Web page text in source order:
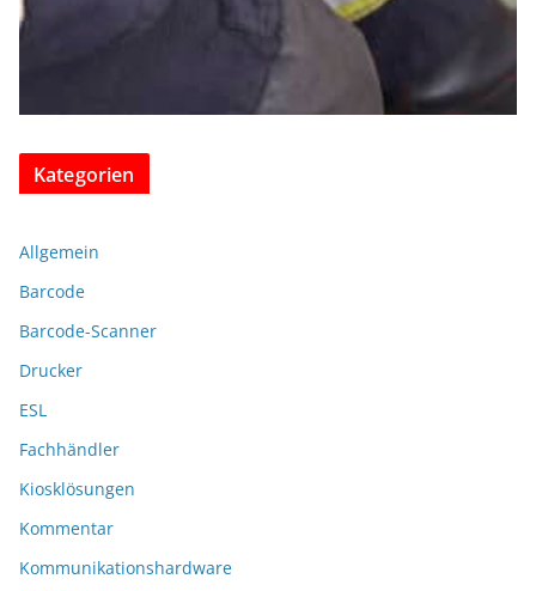
Kategorien
Allgemein
Barcode
Barcode-Scanner
Drucker
ESL
Fachhändler
Kiosklösungen
Kommentar
Kommunikationshardware